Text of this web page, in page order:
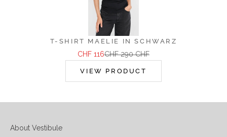
T-SHIRT MAELIE IN SCHWARZ
Angebot
CHF 116Regulärer Preis
CHF 290 CHF
VIEW PRODUCT
About Vestibule